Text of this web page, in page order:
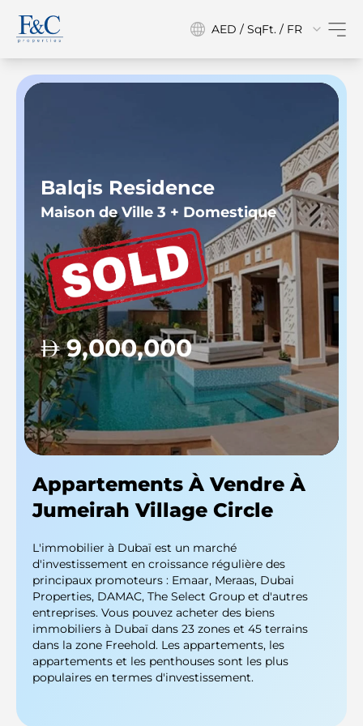
AED / SqFt. / FR
Appartements À Vendre À
Jumeirah Village Circle
L'immobilier à Dubaï est un marché
d'investissement en croissance régulière des
principaux promoteurs : Emaar, Meraas, Dubai
Properties, DAMAC, The Select Group et d'autres
entreprises. Vous pouvez acheter des biens
immobiliers à Dubaï dans 23 zones et 45 terrains
dans la zone Freehold. Les appartements, les
appartements et les penthouses sont les plus
populaires en termes d'investissement.
Balqis Residence
Maison de Ville 3 + Domestique
9,000,000